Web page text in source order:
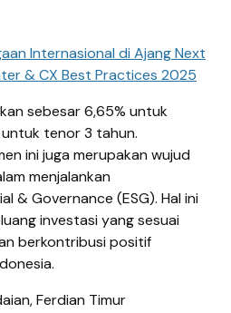
Internasional di Ajang Next
& CX Best Practices 2025
sebesar 6,65% untuk
tenor 3 tahun.
ini juga merupakan wujud
menjalankan
& Governance (ESG). Hal ini
investasi yang sesuai
berkontribusi positif
Ferdian Timur